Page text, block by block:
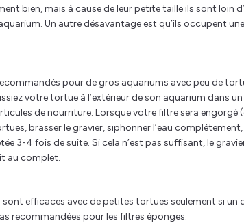
bien, mais à cause de leur petite taille ils sont loin
Un autre désavantage est qu’ils occupent
pour de gros aquariums avec peu de
votre tortue à l’extérieur de son aquarium dans
de nourriture. Lorsque votre filtre sera
brasser le gravier, siphonner l’eau
3-4 fois de suite. Si cela n’est pas suffisant, le
au complet.
efficaces avec de petites tortues seulement si un
recommandées pour les filtres éponges.